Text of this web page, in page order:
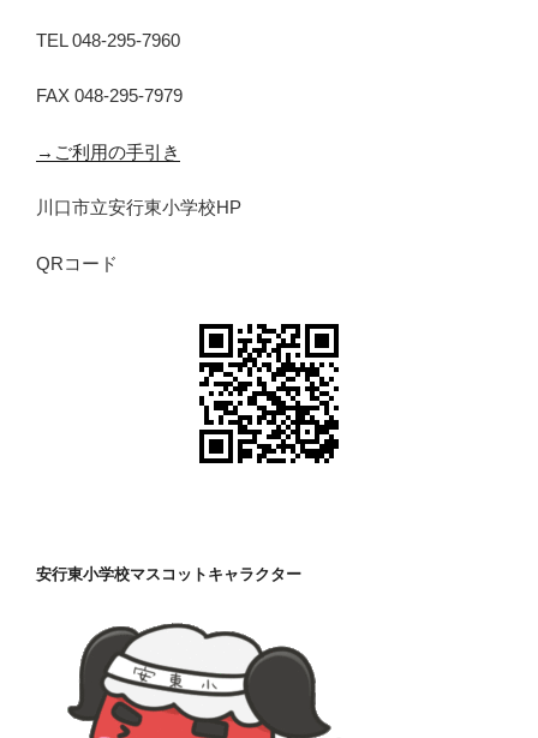
TEL 048-295-7960
FAX 048-295-7979
→ご利用の手引き
川口市立安行東小学校HP
QRコード
安行東小学校マスコットキャラクター